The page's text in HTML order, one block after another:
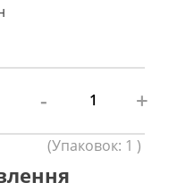
- +
(Упаковок: 1 )